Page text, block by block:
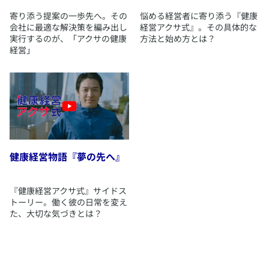
​寄り添う提案の一歩先へ。その
会社に最適な解決策を編み出し
実行するのが、「アクサの健康
経営」
​悩める経営者に寄り添う『健康
経営アクサ式』。その具体的な
方法と始め方とは？
健康経営物語『夢の先へ』
『健康経営アクサ式』サイドス
トーリー。働く彼の日常を変え
た、大切な気づきとは？